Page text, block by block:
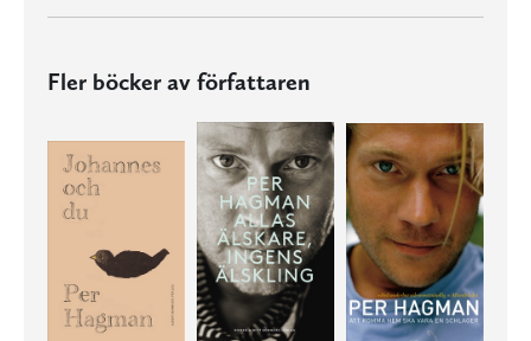
Fler böcker av författaren